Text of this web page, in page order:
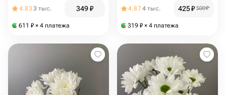
4.833 тыс. 349₽
611 ₽ × 4 платежа
4.874 тыс. 425₽ 500₽
319 ₽ × 4 платежа